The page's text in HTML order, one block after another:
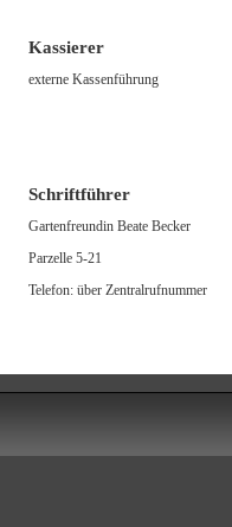
Kassierer
externe Kassenführung
Schriftführer
Gartenfreundin Beate Becker
Parzelle 5-21
Telefon: über Zentralrufnummer